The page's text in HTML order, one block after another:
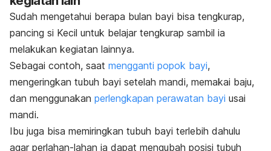
Sudah mengetahui berapa bulan bayi bisa tengkurap,
pancing si Kecil untuk belajar tengkurap sambil ia
melakukan kegiatan lainnya.
Sebagai contoh, saat mengganti popok bayi,
mengeringkan tubuh bayi setelah mandi, memakai baju,
dan menggunakan perlengkapan perawatan bayi usai
mandi.
Ibu juga bisa memiringkan tubuh bayi terlebih dahulu
agar perlahan-lahan ia dapat mengubah posisi tubuh